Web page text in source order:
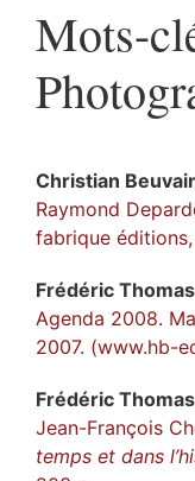
Mots-
Christian
Raymond
fabrique éditions,
Frédéric Thomas
Agenda 2008.
2007. (www.hb-
Frédéric Thomas
Jean-François
temps et dans